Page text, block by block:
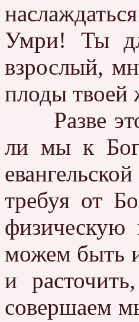
Умри! Ты
взрослый,
плоды твоей
Разве это
ли мы к
требуя от
можем быть
и
совершаем